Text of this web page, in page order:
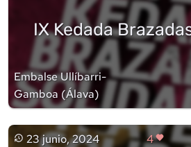
IX Kedada
Embalse Ullíbarri-
Gamboa (Álava)
23 junio, 2024 4